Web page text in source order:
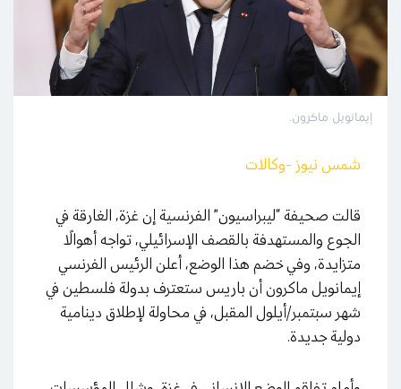
إيمانويل ماكرون.
شمس نيوز -وكالات
قالت صحيفة “ليبراسيون” الفرنسية إن غزة، الغارقة في
الجوع والمستهدفة بالقصف الإسرائيلي، تواجه أهوالًا
متزايدة، وفي خضم هذا الوضع، أعلن الرئيس الفرنسي
إيمانويل ماكرون أن باريس ستعترف بدولة فلسطين في
شهر سبتمبر/أيلول المقبل، في محاولة لإطلاق دينامية
دولية جديدة.